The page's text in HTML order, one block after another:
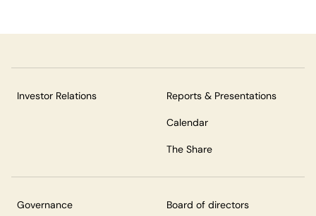
Investor Relations Reports & Presentations
Calendar
The Share
Governance Board of directors